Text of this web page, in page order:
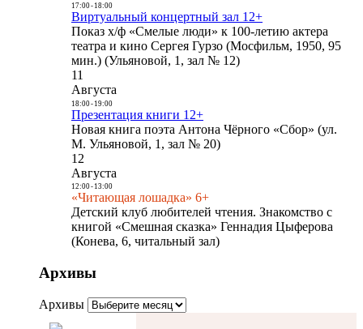
17:00- 18:00
Виртуальный концертный зал 12+
Показ х/ф «Смелые люди» к 100-летию актера
театра и кино Сергея Гурзо (Мосфильм, 1950, 95
мин.) (Ульяновой, 1, зал № 12)
11
Августа
18:00- 19:00
Презентация книги 12+
Новая книга поэта Антона Чёрного «Сбор» (ул.
М. Ульяновой, 1, зал № 20)
12
Августа
12:00- 13:00
«Читающая лошадка» 6+
Детский клуб любителей чтения. Знакомство с
книгой «Смешная сказка» Геннадия Цыферова
(Конева, 6, читальный зал)
Архивы
Архивы